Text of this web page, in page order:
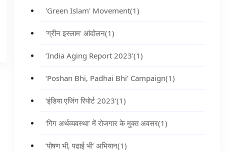
'Green Islam' Movement(1)
'ग्रीन इस्लाम' आंदोलन(1)
‘India Aging Report 2023’(1)
‘Poshan Bhi, Padhai Bhi’ Campaign(1)
‘इंडिया एजिंग रिपोर्ट 2023’(1)
‘गिग अर्थव्यवस्था’ में रोजगार के मुक्त अवसर(1)
‘पोषण भी, पढाई भी’ अभियान(1)